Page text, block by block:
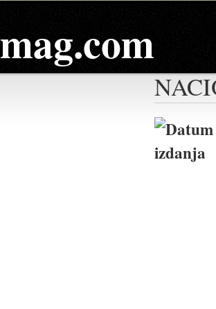
mag.com